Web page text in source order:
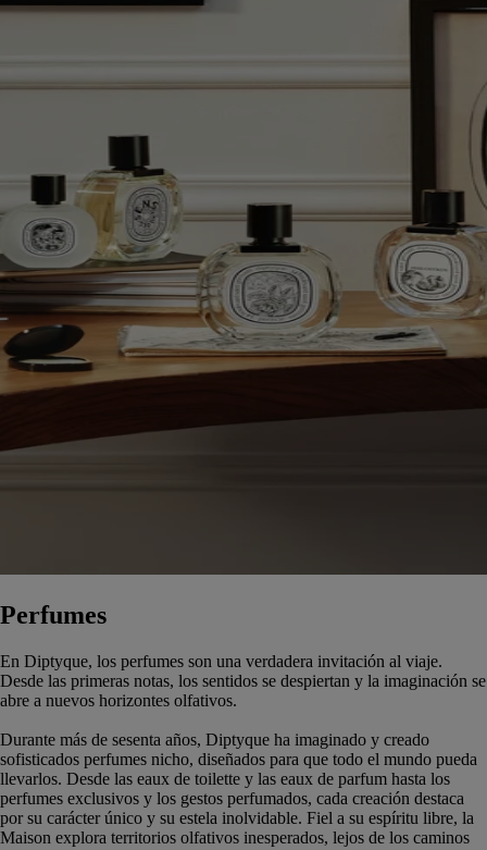
Perfumes
En Diptyque, los perfumes son una verdadera invitación al viaje.
Desde las primeras notas, los sentidos se despiertan y la imaginación se
abre a nuevos horizontes olfativos.
Durante más de sesenta años, Diptyque ha imaginado y creado
sofisticados perfumes nicho, diseñados para que todo el mundo pueda
llevarlos. Desde las eaux de toilette y las eaux de parfum hasta los
perfumes exclusivos y los gestos perfumados, cada creación destaca
por su carácter único y su estela inolvidable. Fiel a su espíritu libre, la
Maison explora territorios olfativos inesperados, lejos de los caminos